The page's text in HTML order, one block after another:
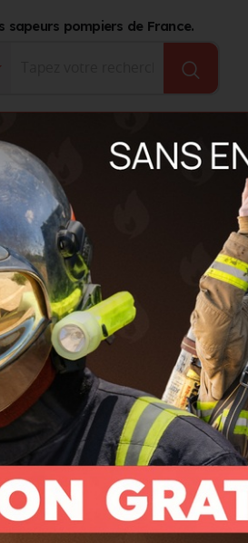
sapeurs pompiers de France.
Produits Journal